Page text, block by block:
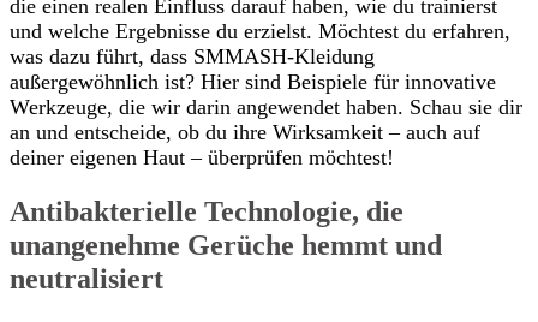
die einen realen Einfluss darauf haben, wie du trainierst
und welche Ergebnisse du erzielst. Möchtest du erfahren,
was dazu führt, dass SMMASH-Kleidung
außergewöhnlich ist? Hier sind Beispiele für innovative
Werkzeuge, die wir darin angewendet haben. Schau sie dir
an und entscheide, ob du ihre Wirksamkeit – auch auf
deiner eigenen Haut – überprüfen möchtest!
Antibakterielle Technologie, die
unangenehme Gerüche hemmt und
neutralisiert